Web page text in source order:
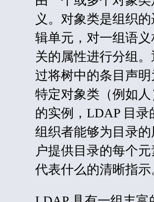
义。对象类是组织的
辑单元，对一组语义
关的属性进行分组。
过将树中的条目声明
特定对象类（例如人
的实例，LDAP 目录
组织者能够为目录的
户提供目录的每个元
代表什么的清晰指示